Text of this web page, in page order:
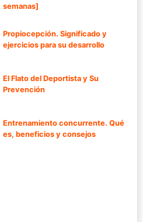
semanas]
Propiocepción. Significado y
ejercicios para su desarrollo
El Flato del Deportista y Su
Prevención
Entrenamiento concurrente. Qué
es, beneficios y consejos